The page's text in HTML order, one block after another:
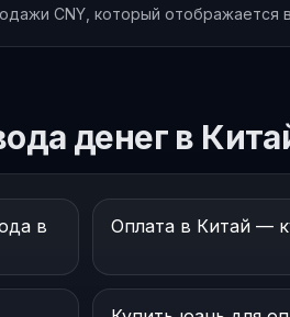
CNY, который отображается
денег в
в
Оплата в Китай —